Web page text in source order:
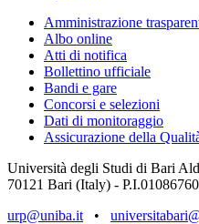
Amministrazione
Albo online
Atti di notifica
Bollettino ufficiale
Bandi e gare
Concorsi e selezioni
Dati di monitoraggio
Assicurazione della
Università degli Studi di Bari
70121 Bari (Italy) -
urp@uniba.it •